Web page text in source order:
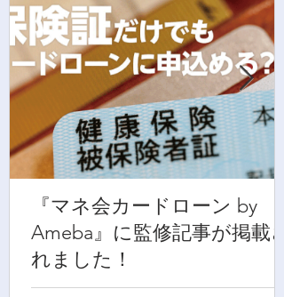
『マネ会カードローン by
Ameba』に監修記事が掲載さ
れました！